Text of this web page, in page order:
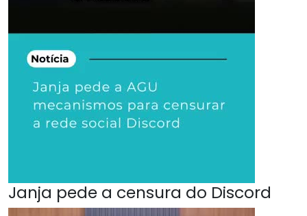
Janja pede a censura do Discord